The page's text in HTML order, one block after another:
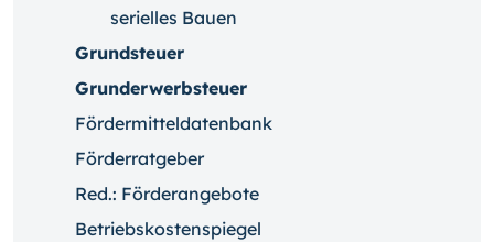
serielles Bauen
Grundsteuer
Grunderwerbsteuer
Fördermitteldatenbank
Förderratgeber
Red.: Förderangebote
Betriebskostenspiegel